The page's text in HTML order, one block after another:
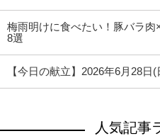
梅雨明けに食べたい！豚バラ
8選
【今日の献立】2026年6月28日(
人気記事